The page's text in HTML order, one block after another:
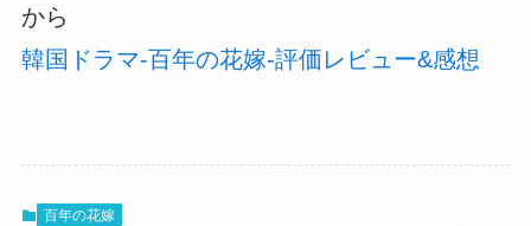
から
韓国ドラマ-百年の花嫁-評価レビュー&感想
百年の花嫁